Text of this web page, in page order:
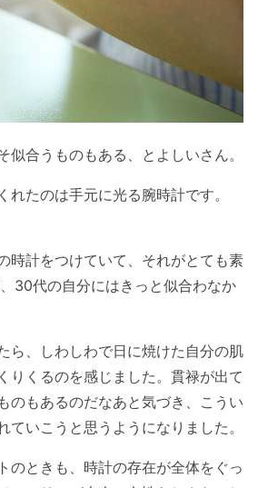
似合うものもある、とよしいさん。
れたのは手元に光る腕時計です。
時計をつけていて、それがとても素
30代の自分にはきっと似合わなか
ら、しわしわで日に焼けた自分の肌
りくるのを感じました。貫禄が出て
のもあるのだなあと気づき、こうい
ていこうと思うようになりました。
のときも、時計の存在が全体をぐっ